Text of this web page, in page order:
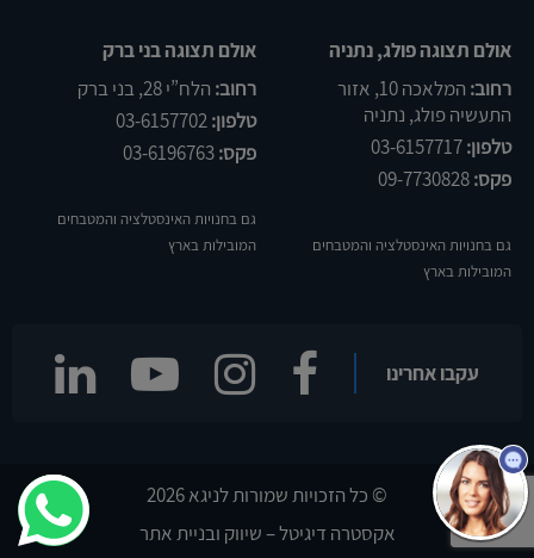
אולם תצוגה פולג, נתניה
רחוב:
המלאכה 10, אזור
התעשיה פולג, נתניה
טלפון:03-6157717
פקס:
גם בחנויות האינסטלציה והמטבחים
המובילות בארץ
אולם תצוגה בני ברק
רחוב: הלח”י 28, בני ברק
טלפון:03-6157702
פקס:
גם בחנויות האינסטלציה והמטבחים
המובילות בארץ
עקבו אחרינו
© כל הזכויות שמורות לניגא 2026
אקסטרה דיגיטל – שיווק ובניית אתר
צריך עזרה? התחל